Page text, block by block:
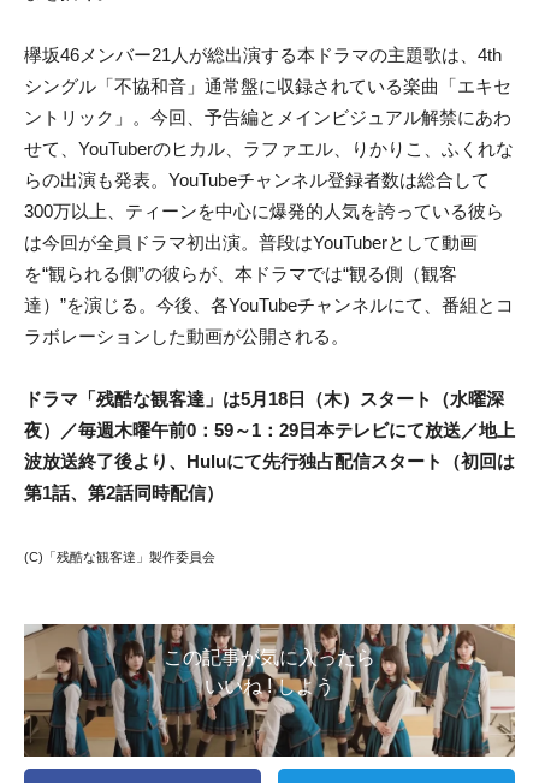
欅坂46メンバー21人が総出演する本ドラマの主題歌は、4th
シングル「不協和音」通常盤に収録されている楽曲「エキセ
ントリック」。今回、予告編とメインビジュアル解禁にあわ
せて、YouTuberのヒカル、ラファエル、りかりこ、ふくれな
らの出演も発表。YouTubeチャンネル登録者数は総合して
300万以上、ティーンを中心に爆発的人気を誇っている彼ら
は今回が全員ドラマ初出演。普段はYouTuberとして動画
を“観られる側”の彼らが、本ドラマでは“観る側（観客
達）”を演じる。今後、各YouTubeチャンネルにて、番組とコ
ラボレーションした動画が公開される。
ドラマ「残酷な観客達」は5月18日（木）スタート（水曜深
夜）／毎週木曜午前0：59～1：29日本テレビにて放送／地上
波放送終了後より、Huluにて先行独占配信スタート（初回は
第1話、第2話同時配信）
(C)「残酷な観客達」製作委員会
この記事が気に入ったら
いいね ! しよう